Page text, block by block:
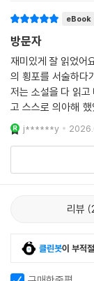
eBook
방문자
재미있게 잘 읽었어
의 횡포를 서술하다
저는 소설을 다 읽
고 스스로 의아해
신매매로 흐르는지
기에)이기도
j******y
리뷰
클린봇이 부적